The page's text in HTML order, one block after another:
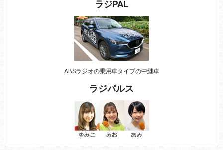
ラジPAL
ABSラジオの乗用車タイプの中継車
ラジパルス